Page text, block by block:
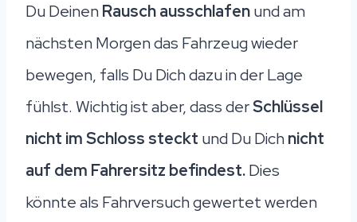
Du DeinenRausch ausschlafenund am
nächsten Morgen das Fahrzeug wieder
bewegen, falls Du Dich dazu in der Lage
fühlst. Wichtig ist aber, dass derSchlüssel
nicht im Schloss steckt und Du Dichnicht
auf dem Fahrersitz befindest.Dies
könnte als Fahrversuch gewertet werden